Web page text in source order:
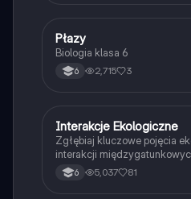
PBiologia
Płazy
Biologia klasa 6
6 2,715 3
Biologia
Interakcje Ekologiczne
Zgłębiaj kluczowe pojęcia
interakcji
komensalizm, drapieżnictwo
Dowiedz się o strukturze
6 5,037 81